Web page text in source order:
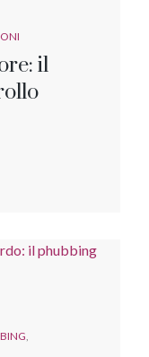
il